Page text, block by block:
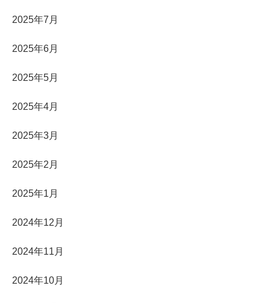
2025年7月
2025年6月
2025年5月
2025年4月
2025年3月
2025年2月
2025年1月
2024年12月
2024年11月
2024年10月